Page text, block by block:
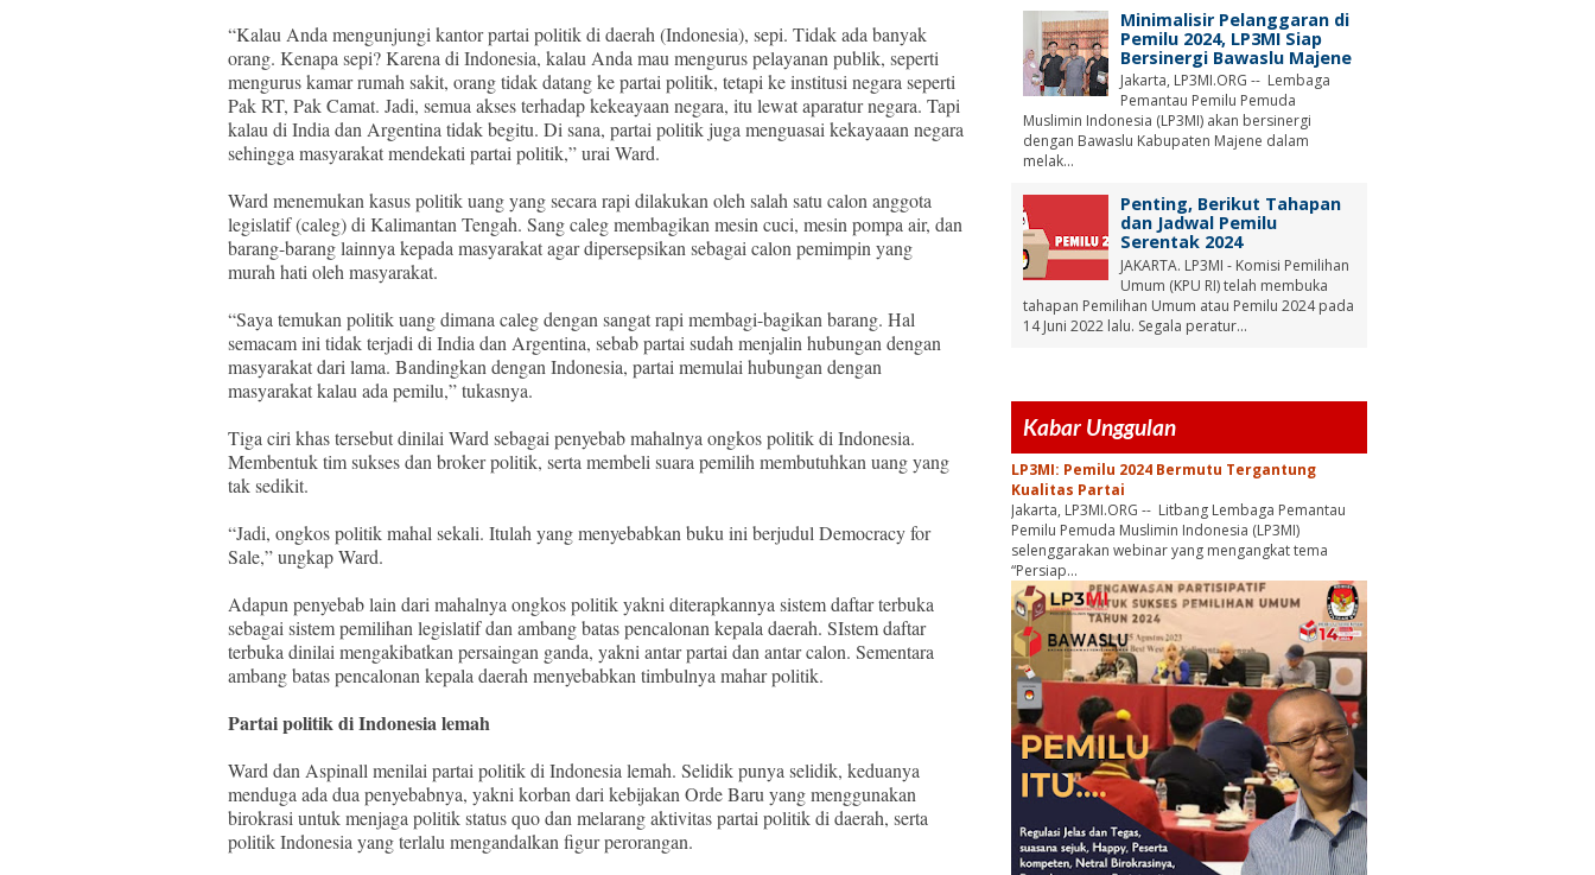
“Kalau Anda mengunjungi kantor partai politik di daerah (Indonesia), sepi. Tidak ada banyak
orang. Kenapa sepi? Karena di Indonesia, kalau Anda mau mengurus pelayanan publik, seperti
mengurus kamar rumah sakit, orang tidak datang ke partai politik, tetapi ke institusi negara seperti
Pak RT, Pak Camat. Jadi, semua akses terhadap kekeayaan negara, itu lewat aparatur negara. Tapi
kalau di India dan Argentina tidak begitu. Di sana, partai politik juga menguasai kekayaaan negara
sehingga masyarakat mendekati partai politik,” urai Ward.
Ward menemukan kasus politik uang yang secara rapi dilakukan oleh salah satu calon anggota
legislatif (caleg) di Kalimantan Tengah. Sang caleg membagikan mesin cuci, mesin pompa air, dan
barang-barang lainnya kepada masyarakat agar dipersepsikan sebagai calon pemimpin yang
murah hati oleh masyarakat.
“Saya temukan politik uang dimana caleg dengan sangat rapi membagi-bagikan barang. Hal
semacam ini tidak terjadi di India dan Argentina, sebab partai sudah menjalin hubungan dengan
masyarakat dari lama. Bandingkan dengan Indonesia, partai memulai hubungan dengan
masyarakat kalau ada pemilu,” tukasnya.
Tiga ciri khas tersebut dinilai Ward sebagai penyebab mahalnya ongkos politik di Indonesia.
Membentuk tim sukses dan broker politik, serta membeli suara pemilih membutuhkan uang yang
tak sedikit.
“Jadi, ongkos politik mahal sekali. Itulah yang menyebabkan buku ini berjudul Democracy for
Sale,” ungkap Ward.
Adapun penyebab lain dari mahalnya ongkos politik yakni diterapkannya sistem daftar terbuka
sebagai sistem pemilihan legislatif dan ambang batas pencalonan kepala daerah. SIstem daftar
terbuka dinilai mengakibatkan persaingan ganda, yakni antar partai dan antar calon. Sementara
ambang batas pencalonan kepala daerah menyebabkan timbulnya mahar politik.
Partai politik di Indonesia lemah
Ward dan Aspinall menilai partai politik di Indonesia lemah. Selidik punya selidik, keduanya
menduga ada dua penyebabnya, yakni korban dari kebijakan Orde Baru yang menggunakan
birokrasi untuk menjaga politik status quo dan melarang aktivitas partai politik di daerah, serta
politik Indonesia yang terlalu mengandalkan figur perorangan.
Minimalisir Pelanggaran di
Pemilu 2024, LP3MI Siap
Bersinergi Bawaslu Majene
Jakarta, LP3MI.ORG -- Lembaga
Pemantau Pemilu Pemuda
Muslimin Indonesia (LP3MI) akan bersinergi
dengan Bawaslu Kabupaten Majene dalam
melak...
Penting, Berikut Tahapan
dan Jadwal Pemilu
Serentak 2024
JAKARTA. LP3MI - Komisi Pemilihan
Umum (KPU RI) telah membuka
tahapan Pemilihan Umum atau Pemilu 2024 pada
14 Juni 2022 lalu. Segala peratur...
Kabar Unggulan
LP3MI: Pemilu 2024 Bermutu Tergantung
Kualitas Partai
Jakarta, LP3MI.ORG -- Litbang Lembaga Pemantau
Pemilu Pemuda Muslimin Indonesia (LP3MI)
selenggarakan webinar yang mengangkat tema
“Persiap...